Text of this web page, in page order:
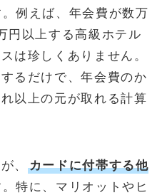
例えば、年会費が数万
円以上する高級ホテル
は珍しくありません。
るだけで、年会費のか
以上の元が取れる計算
、
カードに付帯する他
特に、マリオットやヒ